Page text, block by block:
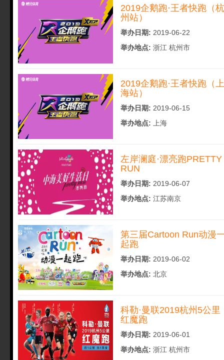
2019企鹅跑·王者快跑（杭
州站）
举办日期: 2019-06-22
举办地点: 浙江 杭州市
2019企鹅跑·王者快跑（上
海站）
举办日期: 2019-06-15
举办地点: 上海
左岸澜庭·漂亮跑PRETTY
RUN
举办日期: 2019-06-07
举办地点: 江苏南京
第三届Cartoon Run动漫
起跑
举办日期: 2019-06-02
举办地点: 北京
科勒·曼联2019杭州5公里
红魔跑
举办日期: 2019-06-01
举办地点: 浙江 杭州市